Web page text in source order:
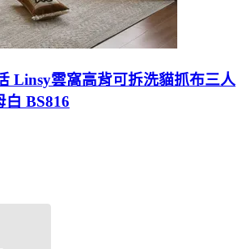
Linsy雲窩高背可拆洗貓抓布三人
BS816